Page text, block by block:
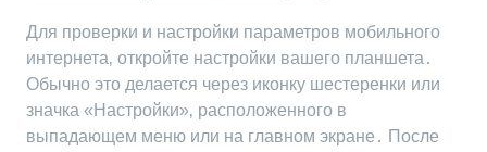
Для проверки и настройки параметров мобильного
интернета‚ откройте настройки вашего планшета․
Обычно это делается через иконку шестеренки или
значка «Настройки»‚ расположенного в
выпадающем меню или на главном экране․ После